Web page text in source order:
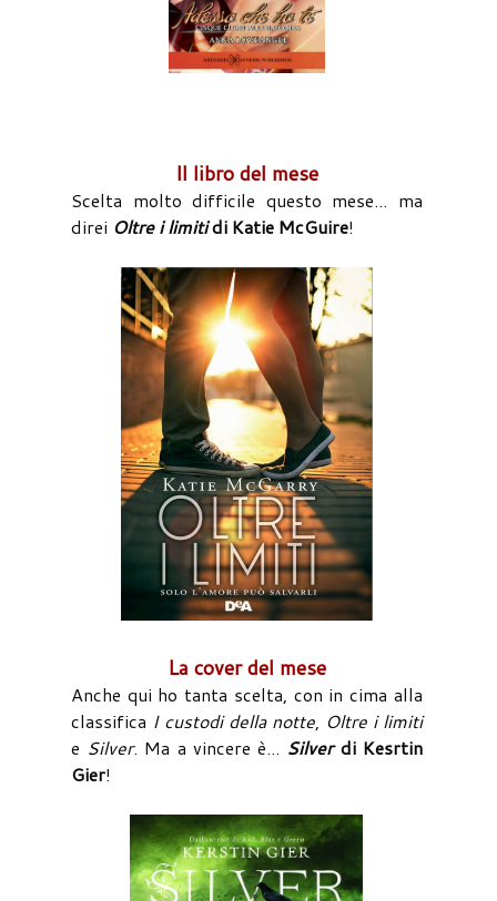
Il libro del mese
Scelta molto difficile questo mese... ma
direi Oltre i limitidi Katie McGuire!
La cover del mese
Anche qui ho tanta scelta, con in cima alla
classifica I custodi della notte, Oltre i limiti
e Silver. Ma a vincere è... Silverdi Kesrtin
Gier!